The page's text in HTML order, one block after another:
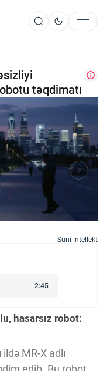
təqdimatı
Süni intellekt
hasarsız robot:
MR-X adlı